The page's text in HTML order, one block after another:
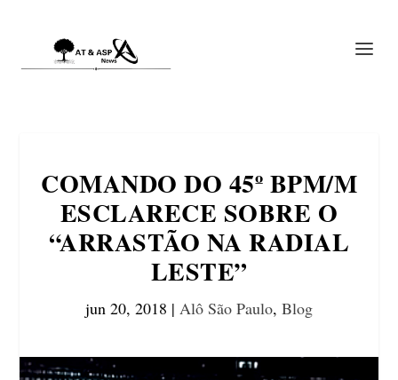
COMANDO DO 45º BPM/M
ESCLARECE SOBRE O
“ARRASTÃO NA RADIAL
LESTE”
jun 20, 2018 | Alô São Paulo, Blog